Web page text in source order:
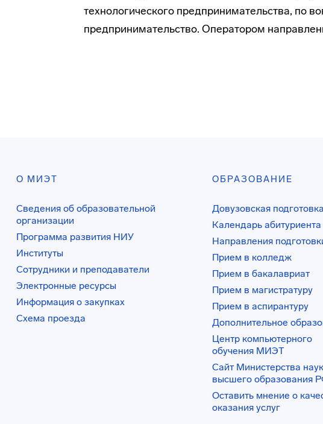
технологического предпринимательства, по
предпринимательство. Оператором
О МИЭТ
Сведения об образовательной
организации
Программа развития НИУ
Институты
Сотрудники и преподаватели
Электронные ресурсы
Информация о закупках
Схема проезда
ОБРАЗОВАНИЕ
Довузовская подготовка
Календарь абитуриента
Направления
Прием в колледж
Прием в бакалавриат
Прием в магистратуру
Прием в аспирантуру
Дополнительное
Центр компьютерного
обучения МИЭТ
Сайт Министерства
высшего образования
Оставить мнение о
оказания услуг